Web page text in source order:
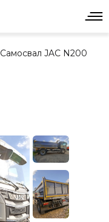
Самосвал JAC N200